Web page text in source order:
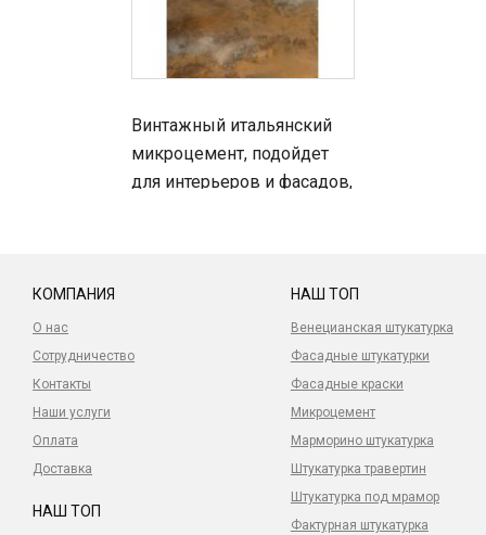
Винтажный итальянский
микроцемент, подойдет
для интерьеров и фасадов,
КОМПАНИЯ
О нас
Сотрудничество
Контакты
Наши услуги
Оплата
Доставка
НАШ ТОП
Венецианская штукатурка
Фасадные штукатурки
Фасадные краски
Микроцемент
Марморино штукатурка
Штукатурка травертин
Штукатурка под мрамор
Фактурная штукатурка
НАШ ТОП